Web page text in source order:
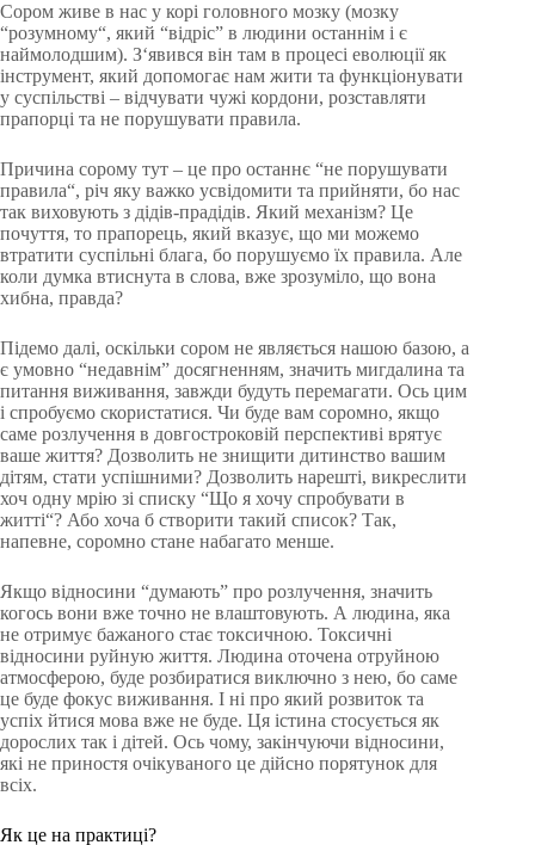
Сором живе в нас у корі головного мозку (мозку
“розумному“, який “відріс” в людини останнім і є
наймолодшим). З‘явився він там в процесі еволюції як
інструмент, який допомогає нам жити та функціонувати
у суспільстві – відчувати чужі кордони, розставляти
прапорці та не порушувати правила.
Причина сорому тут – це про останнє “не порушувати
правила“, річ яку важко усвідомити та прийняти, бо нас
так виховують з дідів-прадідів. Який механізм? Це
почуття, то прапорець, який вказує, що ми можемо
втратити суспільні блага, бо порушуємо їх правила. Але
коли думка втиснута в слова, вже зрозуміло, що вона
хибна, правда?
Підемо далі, оскільки сором не являється нашою базою, а
є умовно “недавнім” досягненням, значить мигдалина та
питання виживання, завжди будуть перемагати. Ось цим
і спробуємо скористатися. Чи буде вам соромно, якщо
саме розлучення в довгостроковій перспективі врятує
ваше життя? Дозволить не знищити дитинство вашим
дітям, стати успішними? Дозволить нарешті, викрeслити
хоч одну мрію зі списку “Що я хочу спробувати в
житті“? Або хоча б створити такий список? Так,
напевне, соромно стане набагато менше.
Якщо відносини “думають” про розлучення, значить
когось вони вже точно не влаштовують. А людина, яка
не отримує бажаного стає токсичною. Токсичні
відносини руйную життя. Людина оточена отруйною
атмосферою, буде розбиратися виключно з нею, бо саме
це буде фокус виживання. І ні про який розвиток та
успіх йтися мова вже не буде. Ця істина стосується як
дорослих так і дітей. Ось чому, закінчуючи відносини,
які не приностя очікуваного це дійсно порятунок для
всіх.
Як це на практиці?